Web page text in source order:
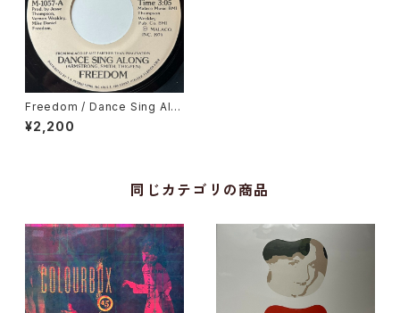
Freedom / Dance Sing Alo
ng
¥2,200
同じカテゴリの商品